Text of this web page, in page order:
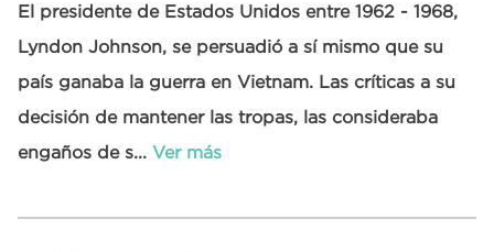
El presidente de Estados Unidos entre 1962 - 1968,
Lyndon Johnson, se persuadió a sí mismo que su
país ganaba la guerra en Vietnam. Las críticas a su
decisión de mantener las tropas, las consideraba
engaños de s... Ver más